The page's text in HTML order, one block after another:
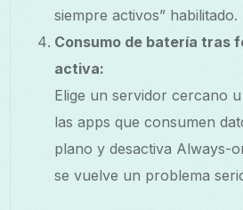
siempre activos” habilitado.
Consumo de batería tras
activa:
Elige un servidor cercano
las apps que consumen
plano y desactiva Always-
se vuelve un problema